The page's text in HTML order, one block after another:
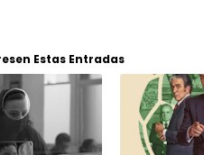
Estas Entradas